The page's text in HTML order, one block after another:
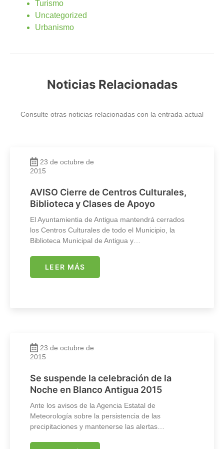
Turismo
Uncategorized
Urbanismo
Noticias Relacionadas
Consulte otras noticias relacionadas con la entrada actual
23 de octubre de
2015
AVISO Cierre de Centros Culturales,
Biblioteca y Clases de Apoyo
El Ayuntamientia de Antigua mantendrá cerrados
los Centros Culturales de todo el Municipio, la
Biblioteca Municipal de Antigua y…
LEER MÁS
23 de octubre de
2015
Se suspende la celebración de la
Noche en Blanco Antigua 2015
Ante los avisos de la Agencia Estatal de
Meteorología sobre la persistencia de las
precipitaciones y mantenerse las alertas…